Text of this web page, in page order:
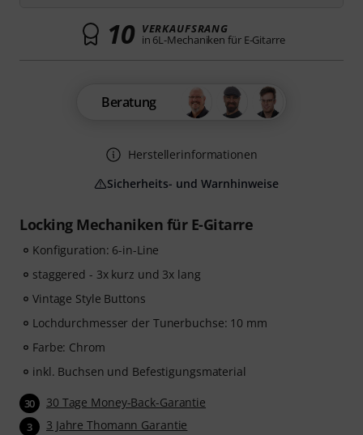
Locking Mechaniken für E-Gitarre
Konfiguration: 6-in-Line
staggered - 3x kurz und 3x lang
Vintage Style Buttons
Lochdurchmesser der Tunerbuchse: 10 mm
Farbe: Chrom
inkl. Buchsen und Befestigungsmaterial
30 30 Tage Money-Back-Garantie
3 3 Jahre Thomann Garantie
10 VERKAUFSRANG
in 6L-Mechaniken für E-Gitarre
Beratung
Herstellerinformationen
Sicherheits- und Warnhinweise